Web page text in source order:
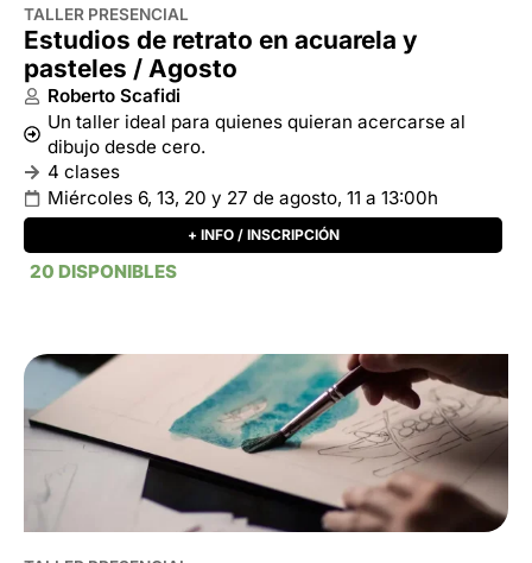
20 DISPONIBLES
TALLER PRESENCIAL
Estudios de retrato en acuarela y
pasteles / Septiembre
Roberto Scafidi
Un taller ideal para quienes quieran acercarse al
dibujo desde cero.